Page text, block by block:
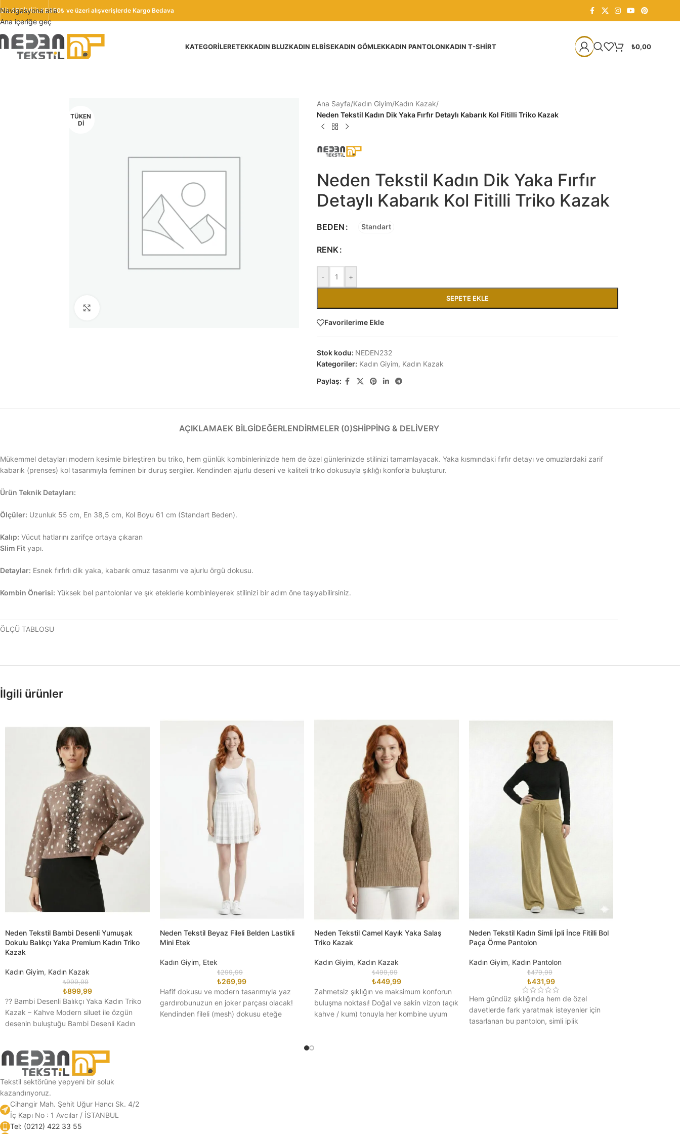
Navigasyona atla
Ana içeriğe geç
DIL SEÇIMIÜLKE350₺ ve üzeri alışverişlerde Kargo Bedava
KATEGORILERETEKKADIN BLUZKADIN ELBISEKADIN GÖMLEKKADIN PANTOLONKADIN T-SHIRT ₺0,00
TÜKEN
DI
Ana Sayfa/Kadın Giyim/Kadın Kazak/
Neden Tekstil Kadın Dik Yaka Fırfır Detaylı Kabarık Kol Fitilli Triko Kazak
Neden Tekstil Kadın Dik Yaka Fırfır
Detaylı Kabarık Kol Fitilli Triko Kazak
BEDEN Standart
RENK
- +
SEPETE EKLE
Favorilerime Ekle
Stok kodu: NEDEN232
Kategoriler: Kadın Giyim, Kadın Kazak
Paylaş:
AÇIKLAMAEK BILGIDEĞERLENDIRMELER (0)SHIPPING & DELIVERY
Mükemmel detayları modern kesimle birleştiren bu triko, hem günlük kombinlerinizde hem de özel günlerinizde stilinizi tamamlayacak. Yaka kısmındaki fırfır detayı ve omuzlardaki zarif
kabarık (prenses) kol tasarımıyla feminen bir duruş sergiler. Kendinden ajurlu deseni ve kaliteli triko dokusuyla şıklığı konforla buluşturur.
Ürün Teknik Detayları:
Ölçüler: Uzunluk 55 cm, En 38,5 cm, Kol Boyu 61 cm (Standart Beden).
Kalıp: Vücut hatlarını zarifçe ortaya çıkaran
Slim Fit yapı.
Detaylar: Esnek fırfırlı dik yaka, kabarık omuz tasarımı ve ajurlu örgü dokusu.
Kombin Önerisi: Yüksek bel pantolonlar ve şık eteklerle kombinleyerek stilinizi bir adım öne taşıyabilirsiniz.
ÖLÇÜ TABLOSU
İlgili ürünler
Neden Tekstil Bambi Desenli Yumuşak
Dokulu Balıkçı Yaka Premium Kadın Triko
Kazak
Kadın Giyim, Kadın Kazak
₺999,99
₺899,99
?? Bambi Desenli Balıkçı Yaka Kadın Triko
Kazak – Kahve Modern siluet ile özgün
desenin buluştuğu Bambi Desenli Kadın
Neden Tekstil Beyaz Fileli Belden Lastikli
Mini Etek
Kadın Giyim, Etek
₺299,99
₺269,99
Hafif dokusu ve modern tasarımıyla yaz
gardırobunuzun en joker parçası olacak!
Kendinden fileli (mesh) dokusu eteğe
Neden Tekstil Camel Kayık Yaka Salaş
Triko Kazak
Kadın Giyim, Kadın Kazak
₺499,99
₺449,99
Zahmetsiz şıklığın ve maksimum konforun
buluşma noktası! Doğal ve sakin vizon (açık
kahve / kum) tonuyla her kombine uyum
Neden Tekstil Kadın Simli İpli İnce Fitilli Bol
Paça Örme Pantolon
Kadın Giyim, Kadın Pantolon
₺479,99
₺431,99
Hem gündüz şıklığında hem de özel
davetlerde fark yaratmak isteyenler için
tasarlanan bu pantolon, simli iplik
Tekstil sektörüne yepyeni bir soluk
kazandırıyoruz.
Cihangir Mah. Şehit Uğur Hancı Sk. 4/2
İç Kapı No : 1 Avcılar / İSTANBUL
Tel: (0212) 422 33 55